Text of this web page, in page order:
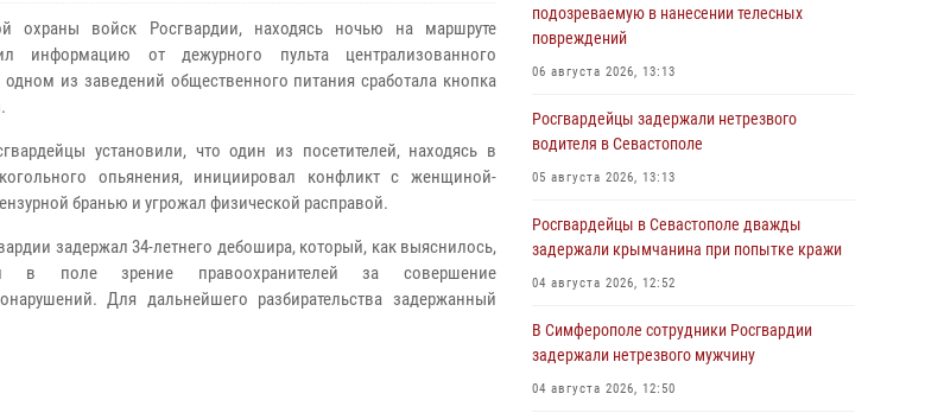
охраны войск Росгвардии, находясь ночью на маршруте
информацию от дежурного пульта централизованного
из заведений общественного питания сработала кнопка
установили, что один из посетителей, находясь в
опьянения, инициировал конфликт с женщиной-
бранью и угрожал физической расправой.
задержал 34-летнего дебошира, который, как выяснилось,
в поле зрение правоохранителей за совершение
Для дальнейшего разбирательства задержанный
подозреваемую в нанесении телесных
повреждений
06 августа 2026, 13:13
Росгвардейцы задержали нетрезвого
водителя в Севастополе
05 августа 2026, 13:13
Росгвардейцы в Севастополе дважды
задержали крымчанина при попытке кражи
04 августа 2026, 12:52
В Симферополе сотрудники Росгвардии
задержали нетрезвого мужчину
04 августа 2026, 12:50